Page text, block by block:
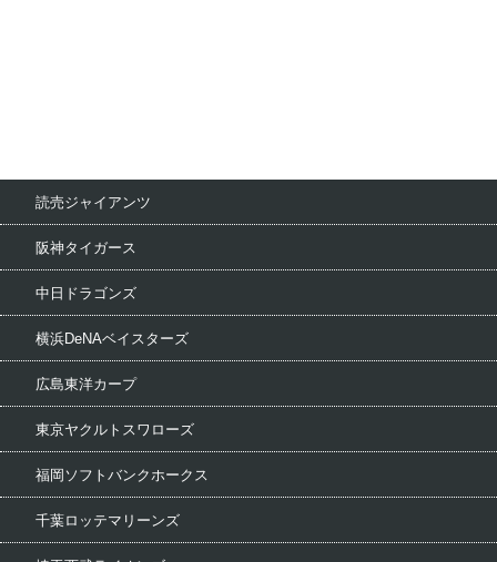
読売ジャイアンツ
阪神タイガース
中日ドラゴンズ
横浜DeNAベイスターズ
広島東洋カープ
東京ヤクルトスワローズ
福岡ソフトバンクホークス
千葉ロッテマリーンズ